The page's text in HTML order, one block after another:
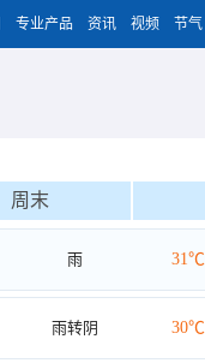
专业产品 资讯 视频 节气
周末
雨 31℃
雨转阴 30℃